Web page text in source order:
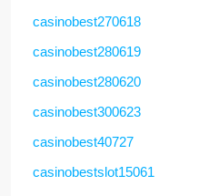
casinobest270618
casinobest280619
casinobest280620
casinobest300623
casinobest40727
casinobestslot15061